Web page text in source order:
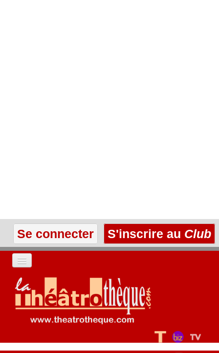
Se connecter S'inscrire au Club
ACCUEIL
LES TEXTES